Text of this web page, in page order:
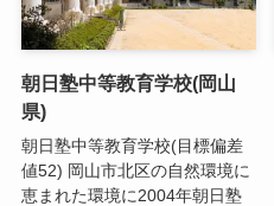
朝日塾中等教育学校(岡山
県)
朝日塾中等教育学校(目標偏差
値52) 岡山市北区の自然環境に
恵まれた環境に2004年朝日塾